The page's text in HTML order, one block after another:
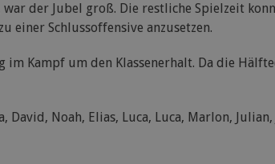
der Jubel groß. Die restliche Spielzeit
einer Schlussoffensive anzusetzen.
im Kampf um den Klassenerhalt. Da die
David, Noah, Elias, Luca, Luca, Marlon,